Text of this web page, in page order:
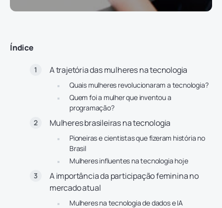
Índice
A trajetória das mulheres na tecnologia
Quais mulheres revolucionaram a tecnologia?
Quem foi a mulher que inventou a
programação?
Mulheres brasileiras na tecnologia
Pioneiras e cientistas que fizeram história no
Brasil
Mulheres influentes na tecnologia hoje
A importância da participação feminina no
mercado atual
Mulheres na tecnologia de dados e IA